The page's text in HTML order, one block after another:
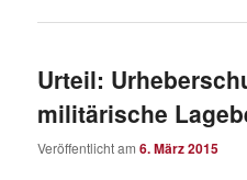
Urteil:
militärische
Veröffentlicht am6. März 2015